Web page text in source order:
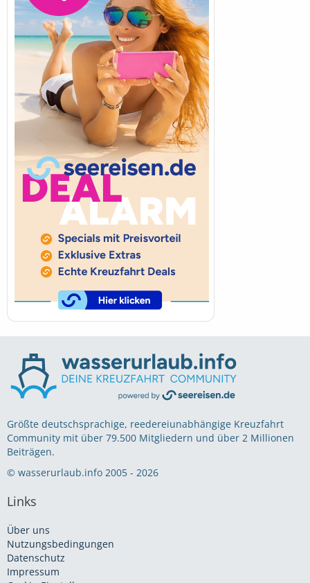
Größte deutschsprachige, reedereiunabhängige Kreuzfahrt
Community mit über 79.500 Mitgliedern und über 2 Millionen
Beiträgen.
© wasserurlaub.info 2005 - 2026
Links
Über uns
Nutzungsbedingungen
Datenschutz
Impressum